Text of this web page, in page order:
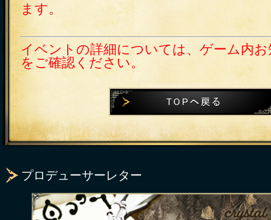
ます。
イベントの詳細については、ゲーム内
をご確認ください。
プロデューサーレター